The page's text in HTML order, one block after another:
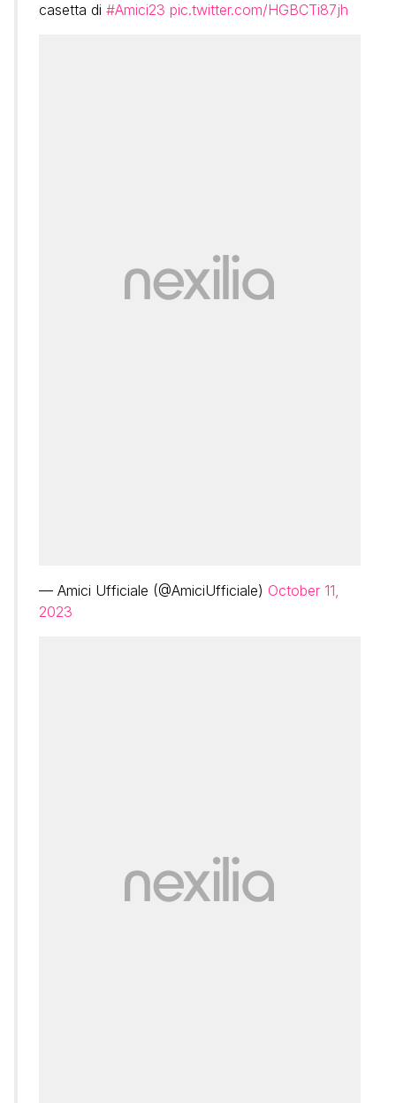
casetta di #Amici23 pic.twitter.com/HGBCTi87jh
— Amici Ufficiale (@AmiciUfficiale) October 11,
2023